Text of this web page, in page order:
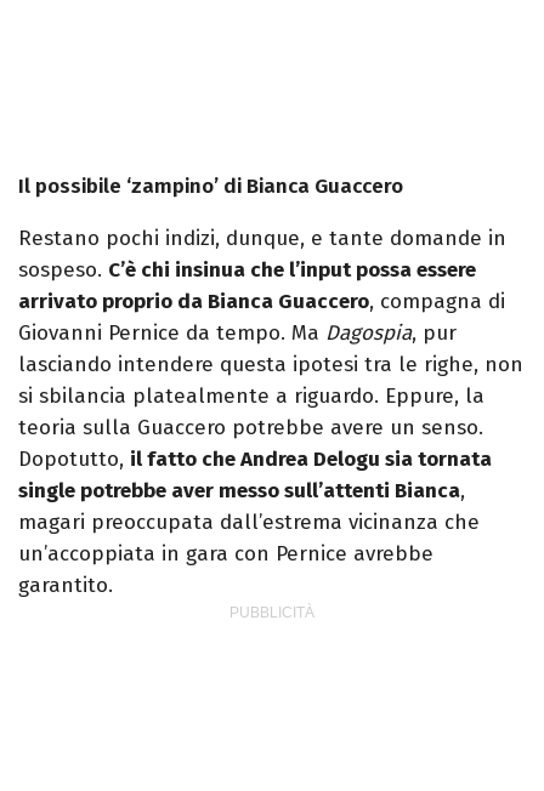
Il possibile ‘zampino’ di Bianca Guaccero
Restano pochi indizi, dunque, e tante domande in
sospeso. C’è chi insinua che l’input possa essere
arrivato proprio da Bianca Guaccero, compagna di
Giovanni Pernice da tempo. Ma Dagospia, pur
lasciando intendere questa ipotesi tra le righe, non
si sbilancia platealmente a riguardo. Eppure, la
teoria sulla Guaccero potrebbe avere un senso.
Dopotutto, il fatto che Andrea Delogu sia tornata
single potrebbe aver messo sull’attenti Bianca,
magari preoccupata dall’estrema vicinanza che
un’accoppiata in gara con Pernice avrebbe
garantito.